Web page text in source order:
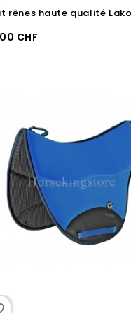
CHF